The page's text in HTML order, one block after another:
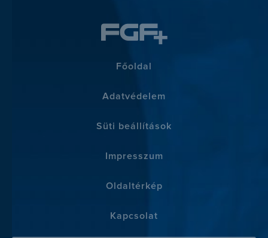
Főoldal
Adatvédelem
Süti beállítások
Impresszum
Oldaltérkép
Kapcsolat